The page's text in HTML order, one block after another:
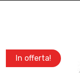
In offerta!